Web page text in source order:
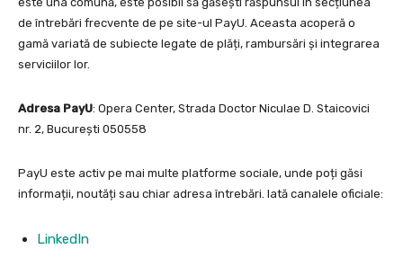
de întrebări frecvente de pe site-ul PayU. Aceasta acoperă o
gamă variată de subiecte legate de plăți, rambursări și integrarea
serviciilor lor.
Adresa PayU: Opera Center, Strada Doctor Niculae D. Staicovici
nr. 2, București 050558
PayU este activ pe mai multe platforme sociale, unde poți găsi
informații, noutăți sau chiar adresa întrebări. Iată canalele oficiale:
LinkedIn